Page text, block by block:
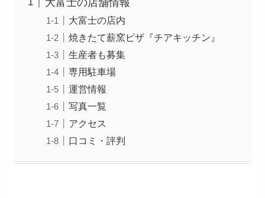
大富士の店内
焼きたて薪窯ピザ『チアキッチン』
生産者も募集
専用駐車場
運営情報
写真一覧
アクセス
口コミ・評判